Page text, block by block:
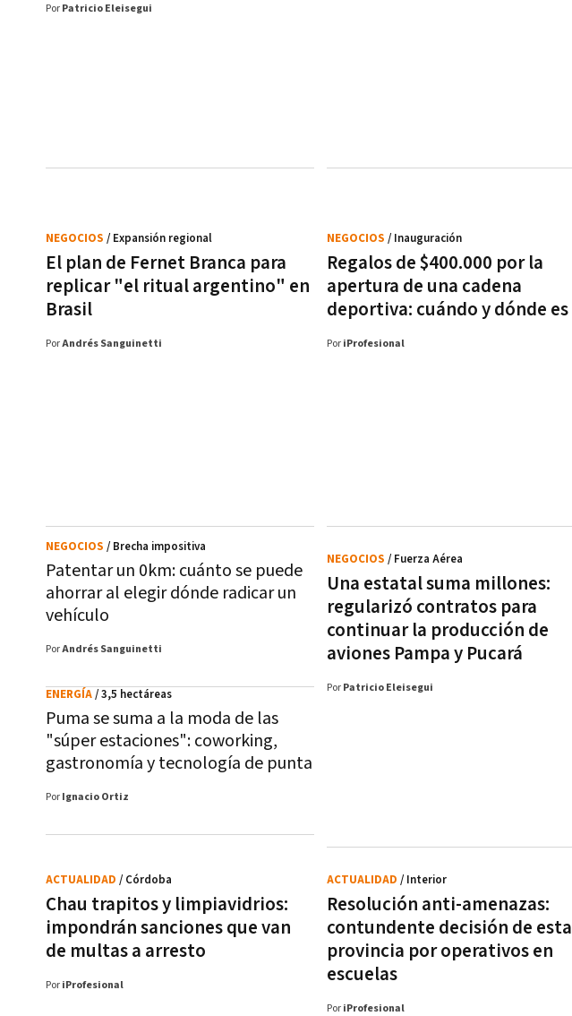
Por Patricio Eleisegui
El plan de Fernet Branca para
replicar "el ritual argentino" en
Brasil
NEGOCIOS / Expansión regional
PorAndrés Sanguinetti
Regalos de $400.000 por la
apertura de una cadena
deportiva: cuándo y dónde es
NEGOCIOS / Inauguración
Por iProfesional
Patentar un 0km: cuánto se puede
ahorrar al elegir dónde radicar un
vehículo
NEGOCIOS / Brecha impositiva
PorAndrés Sanguinetti
Puma se suma a la moda de las
"súper estaciones": coworking,
gastronomía y tecnología de punta
ENERGÍA/ 3,5 hectáreas
Por Ignacio Ortiz
Una estatal suma millones:
regularizó contratos para
continuar la producción de
aviones Pampa y Pucará
NEGOCIOS / Fuerza Aérea
Por Patricio Eleisegui
Chau trapitos y limpiavidrios:
impondrán sanciones que van
de multas a arresto
ACTUALIDAD / Córdoba
Por iProfesional
Resolución anti-amenazas:
contundente decisión de esta
provincia por operativos en
escuelas
ACTUALIDAD / Interior
Por iProfesional